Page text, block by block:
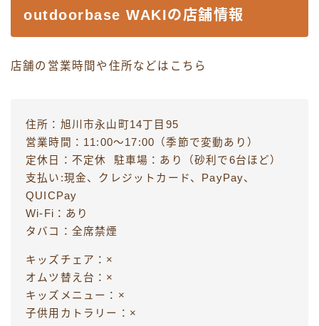
outdoorbase WAKIの店舗情報
店舗の営業時間や住所などはこちら
住所：旭川市永山町14丁目95
営業時間：11:00〜17:00（季節で変動あり）
定休日：不定休 駐車場：あり（砂利で6台ほど）
支払い:現金、クレジットカード、PayPay、
QUICPay
Wi-Fi：あり
タバコ：全席禁煙
キッズチェア：×
オムツ替え台：×
キッズメニュー：×
子供用カトラリー：×